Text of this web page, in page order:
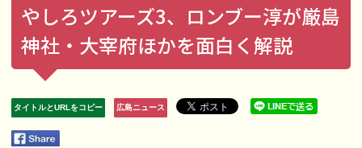
やしろツアーズ3、ロンブー淳が厳島
神社・大宰府ほかを面白く解説
タイトルとURLをコピー 広島ニュース